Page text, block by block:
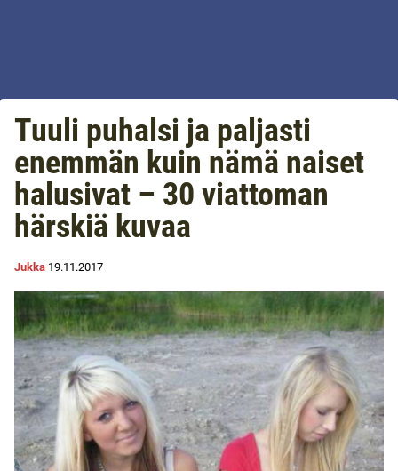
Tuuli puhalsi ja paljasti
enemmän kuin nämä naiset
halusivat – 30 viattoman
härskiä kuvaa
Jukka 19.11.2017